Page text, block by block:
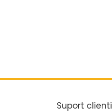
Suport clienti